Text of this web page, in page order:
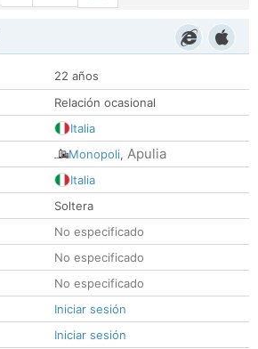
22 años
Relación ocasional
Italia
Monopoli, Apulia
Italia
Soltera
No especificado
No especificado
No especificado
Iniciar sesión
Iniciar sesión